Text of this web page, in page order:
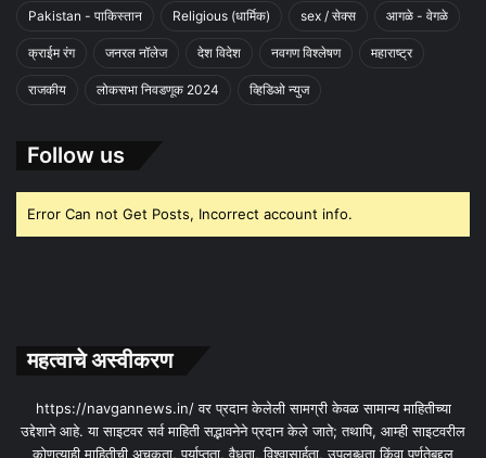
Pakistan - पाकिस्तान Religious (धार्मिक) sex / सेक्स आगळे - वेगळे
क्राईम रंग जनरल नॉलेज देश विदेश नवगण विश्लेषण महाराष्ट्र
राजकीय लोकसभा निवडणूक 2024 व्हिडिओ न्युज
Follow us
Error Can not Get Posts, Incorrect account info.
महत्वाचे अस्वीकरण
https://navgannews.in/ वर प्रदान केलेली सामग्री केवळ सामान्य माहितीच्या
उद्देशाने आहे. या साइटवर सर्व माहिती सद्भावनेने प्रदान केले जाते; तथापि, आम्ही साइटवरील
कोणत्याही माहितीची अचूकता, पर्याप्तता, वैधता, विश्वासार्हता, उपलब्धता किंवा पूर्णतेबद्दल